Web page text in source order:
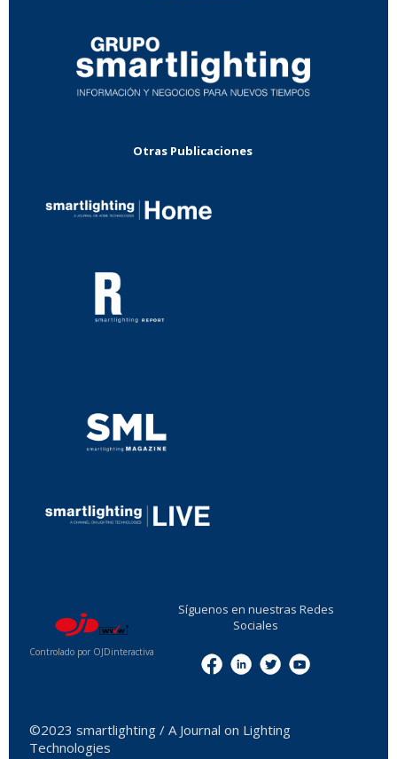
Otras Publicaciones
Controlado por OJDinteractiva
Síguenos en nuestras Redes
Sociales
©2023 smartlighting / A Journal on Lighting
Technologies